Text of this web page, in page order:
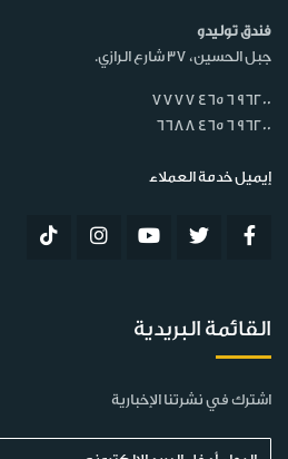
فندق توليدو
جبل الحسين، 37 شارع الرازي.
7777 465 6 96200
6688 465 6 96200
إيميل خدمة العملاء
القائمة البريدية
اشترك في نشرتنا الإخبارية